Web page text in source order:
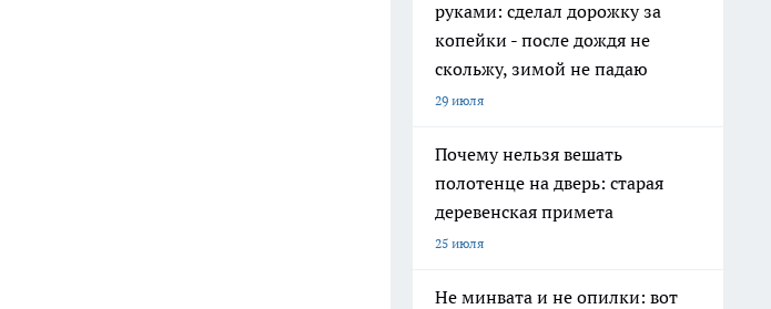
руками: сделал дорожку за
копейки - после дождя не
скольжу, зимой не падаю
29 июля
Почему нельзя вешать
полотенце на дверь: старая
деревенская примета
25 июля
Не минвата и не опилки: вот